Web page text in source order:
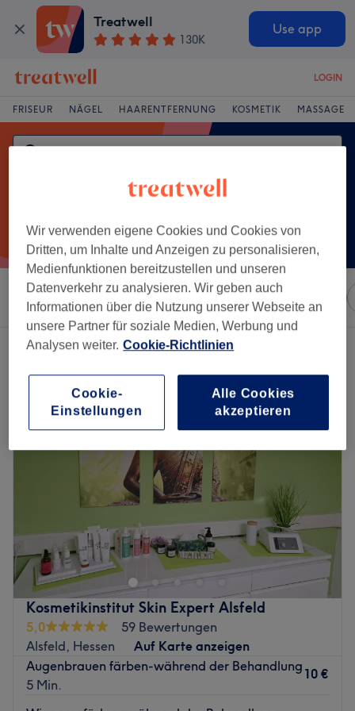
Treatwell
130K
Use app
LOGIN
FRISEUR NÄGEL HAARENTFERNUNG KOSMETIK MASSAGE
Sortieren nach Marken Salons Expressangebote
Ein Salon, der anbietet:
Kosmetikinstitut Skin Expert Alsfeld
5,0
59 Bewertungen
Alsfeld, Hessen
Auf Karte anzeigen
Augenbrauen färben-während der Behandlung
5 Min.
10 €
Wir verwenden eigene Cookies und Cookies von
Dritten, um Inhalte und Anzeigen zu personalisieren,
Medienfunktionen bereitzustellen und unseren
Datenverkehr zu analysieren. Wir geben auch
Informationen über die Nutzung unserer Webseite an
unsere Partner für soziale Medien, Werbung und
Analysen weiter. Cookie-Richtlinien
Cookie-
Einstellungen
Alle Cookies
akzeptieren